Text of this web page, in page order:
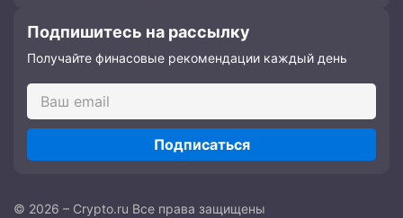
Подпишитесь на рассылку
Получайте финасовые рекомендации каждый день
Подписаться
© 2026 – Crypto.ru Все права защищены